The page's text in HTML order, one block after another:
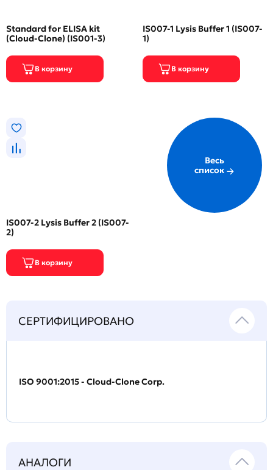
Standard for ELISA kit
(Cloud-Clone) (IS001-3)
IS007-1 Lysis Buffer 1 (IS007-
1)
IS007-2 Lysis Buffer 2 (IS007-
2)
Весь
список
СЕРТИФИЦИРОВАНО
ISO 9001:2015 - Cloud-Clone Corp.
АНАЛОГИ